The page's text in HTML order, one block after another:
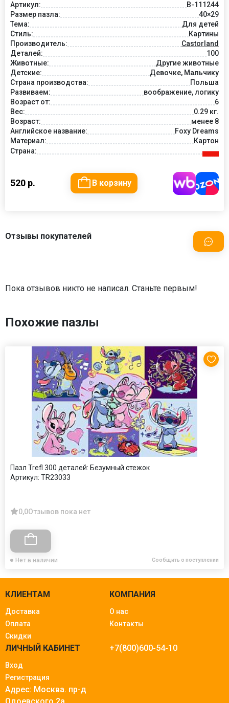
Артикул:
В-111244
Размер пазла:
40×29
Тема:
Для детей
Стиль:
Картины
Производитель:
Castorland
Деталей:
100
Животные:
Другие животные
Детские:
Девочке, Мальчику
Страна производства:
Польша
Развиваем:
воображение, логику
Возраст от:
6
Вес:
0.29 кг.
Возраст:
менее 8
Английское название:
Foxy Dreams
Материал:
Картон
Страна:
520 р. В корзину
Отзывы покупателей
Пока отзывов никто не написал. Станьте первым!
Похожие пазлы
Пазл Trefl 300 деталей: Безумный стежок
Артикул: TR23033
0,0Отзывов пока нет
Нет в наличии Сообщить о поступлении
КЛИЕНТАМ
Доставка
Оплата
Скидки
КОМПАНИЯ
О нас
Контакты
ЛИЧНЫЙ КАБИНЕТ
Вход
Регистрация
+7(800)600-54-10
Адрес: Москва. пр-д
Одоевского 2а